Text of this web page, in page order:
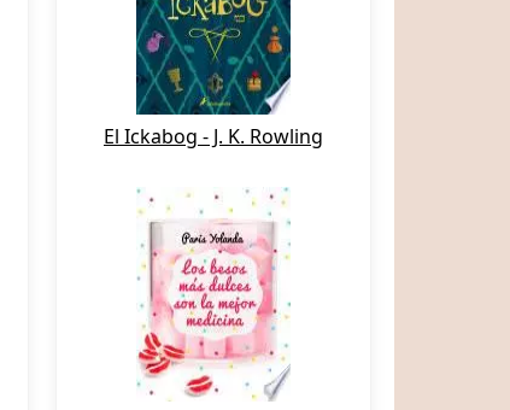
El Ickabog - J. K. Rowling